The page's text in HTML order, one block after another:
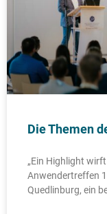
Die Themen
„Ein Highlight
Anwendertreffen
Quedlinburg, ein